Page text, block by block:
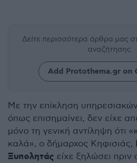
Δείτε περισσότερα άρθρα μας
αναζήτησης
Add Protothema.gr on
Με την επίκληση
όπως επισημαίνει, δεν είχε
μόνο τη γενική αντίληψη ότι
καλά», ο δήμαρχος Κηφισιάς,
Ξυπολητάς είχε ξηλώσει